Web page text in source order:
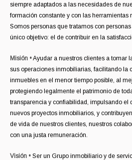
siempre adaptados a las necesidades de
formación constante y con las herramientas
Somos personas que tratamos con
único objetivo: el de contribuir en la
Misión •Ayudar a nuestros clientes a tomar
sus operaciones inmobiliarias, facilitando la
inmuebles en el menor tiempo posible, al
protegiendo legalmente el patrimonio de
transparencia y confiabilidad, impulsando el
nuevos proyectos inmobiliarios, y
de vida de nuestros clientes, nuestros
con una justa remuneración.
Visión • Ser un Grupo inmobiliario y de